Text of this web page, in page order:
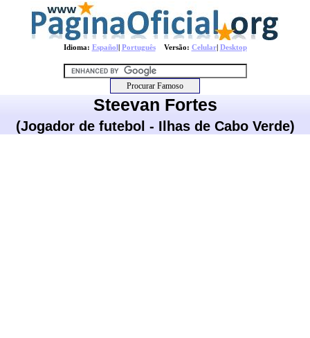
Idioma: Español| PortuguêsVersão: Celular| Desktop
Steevan Fortes
(Jogador de futebol - Ilhas de Cabo Verde)